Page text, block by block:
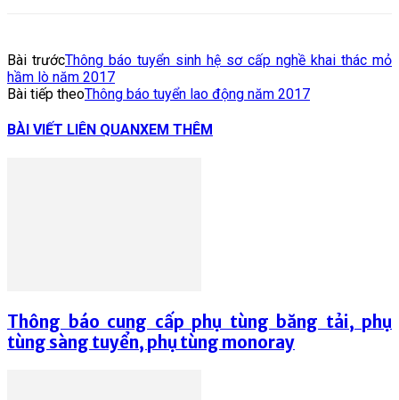
Bài trướcThông báo tuyển sinh hệ sơ cấp nghề khai thác mỏ
hầm lò năm 2017
Bài tiếp theoThông báo tuyển lao động năm 2017
BÀI VIẾT LIÊN QUANXEM THÊM
Thông báo cung cấp phụ tùng băng tải, phụ
tùng sàng tuyển, phụ tùng monoray